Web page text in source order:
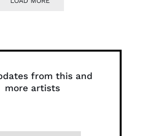
from this and
more artists